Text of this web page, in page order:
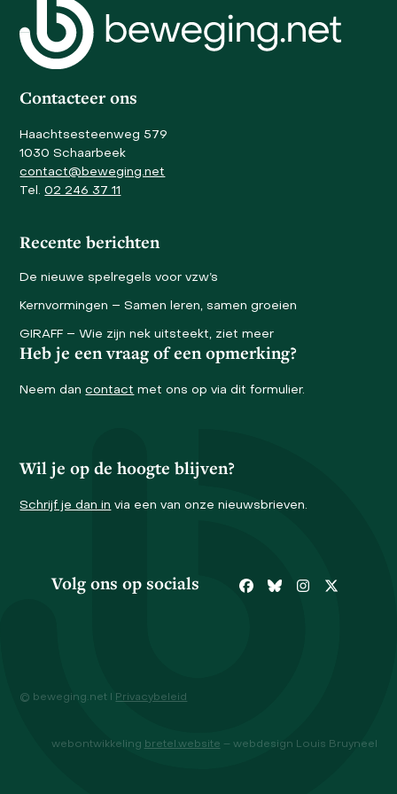
the
first
slide
Contacteer ons
Haachtsesteenweg 579
1030 Schaarbeek
contact@beweging.net
Tel.02 246 37 11
Recente berichten
De nieuwe spelregels voor vzw’s
Kernvormingen – Samen leren, samen groeien
GIRAFF – Wie zijn nek uitsteekt, ziet meer
Heb je een vraag of een opmerking?
Neem dancontact met ons op via dit formulier.
Wil je op de hoogte blijven?
Schrijf je dan in via een van onze nieuwsbrieven.
Volg ons op socials Facebook
BlueskyInstagram
Twitter
© beweging.net I Privacybeleid
webontwikkeling bretel.website – webdesign Louis Bruyneel